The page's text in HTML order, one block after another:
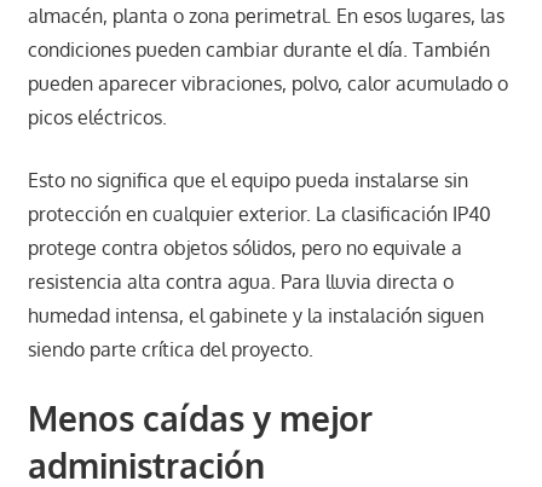
almacén, planta o zona perimetral. En esos lugares, las
condiciones pueden cambiar durante el día. También
pueden aparecer vibraciones, polvo, calor acumulado o
picos eléctricos.
Esto no significa que el equipo pueda instalarse sin
protección en cualquier exterior. La clasificación IP40
protege contra objetos sólidos, pero no equivale a
resistencia alta contra agua. Para lluvia directa o
humedad intensa, el gabinete y la instalación siguen
siendo parte crítica del proyecto.
Menos caídas y mejor
administración